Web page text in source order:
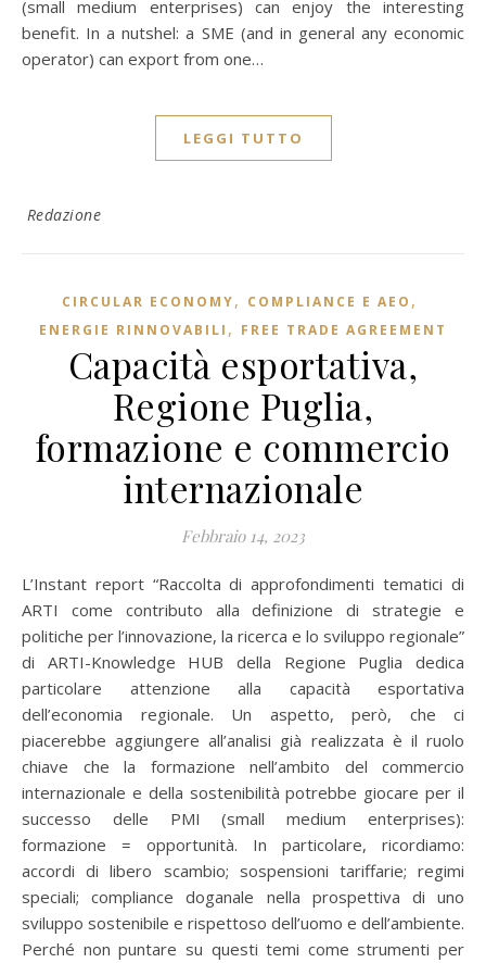
(small medium enterprises) can enjoy the interesting
benefit. In a nutshel: a SME (and in general any economic
operator) can export from one…
LEGGI TUTTO
Redazione
CIRCULAR ECONOMY, COMPLIANCE E AEO ,
ENERGIE RINNOVABILI , FREE TRADE AGREEMENT
Capacità esportativa,
Regione Puglia,
formazione e commercio
internazionale
Febbraio 14, 2023
L’Instant report “Raccolta di approfondimenti tematici di
ARTI come contributo alla definizione di strategie e
politiche per l’innovazione, la ricerca e lo sviluppo regionale”
di ARTI-Knowledge HUB della Regione Puglia dedica
particolare attenzione alla capacità esportativa
dell’economia regionale. Un aspetto, però, che ci
piacerebbe aggiungere all’analisi già realizzata è il ruolo
chiave che la formazione nell’ambito del commercio
internazionale e della sostenibilità potrebbe giocare per il
successo delle PMI (small medium enterprises):
formazione = opportunità. In particolare, ricordiamo:
accordi di libero scambio; sospensioni tariffarie; regimi
speciali; compliance doganale nella prospettiva di uno
sviluppo sostenibile e rispettoso dell’uomo e dell’ambiente.
Perché non puntare su questi temi come strumenti per